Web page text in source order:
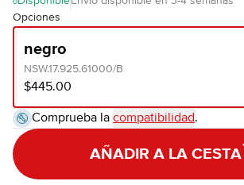
Opciones
negro
NSW.17.925.61000/B
$445.00
Comprueba la compatibilidad.
AÑADIR A LA CESTA